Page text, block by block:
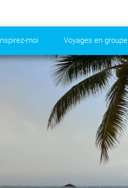
Inspirez-moi Voyages en groupe